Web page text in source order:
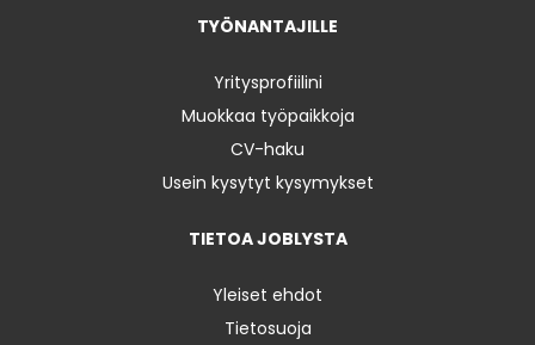
TYÖNANTAJILLE
Yritysprofiilini
Muokkaa työpaikkoja
CV-haku
Usein kysytyt kysymykset
TIETOA JOBLYSTA
Yleiset ehdot
Tietosuoja